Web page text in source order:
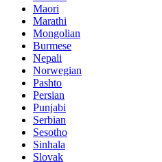
Maori
Marathi
Mongolian
Burmese
Nepali
Norwegian
Pashto
Persian
Punjabi
Serbian
Sesotho
Sinhala
Slovak